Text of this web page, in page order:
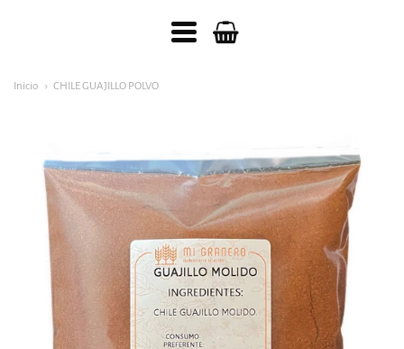
Menú
Inicio CHILE GUAJILLO POLVO